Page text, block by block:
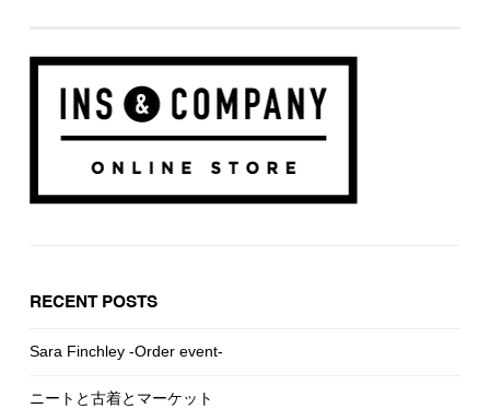
RECENT POSTS
Sara Finchley -Order event-
ニートと古着とマーケット